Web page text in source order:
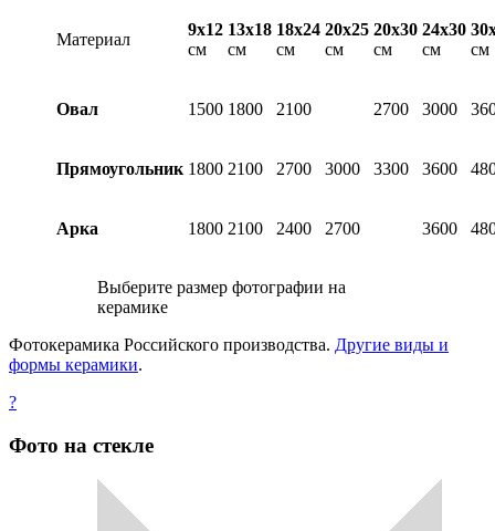
Материал
9х12
см
13х18
см
18х24
см
20х25
см
20х30
см
24х30
см
см
Овал 1500 1800 2100 2700 3000
Прямоугольник 1800 2100 2700 3000 3300 3600
Арка 1800 2100 2400 2700 3600
Выберите размер фотографии на
керамике
Фотокерамика Российского производства. Другие виды и
формы керамики.
?
Фото на стекле